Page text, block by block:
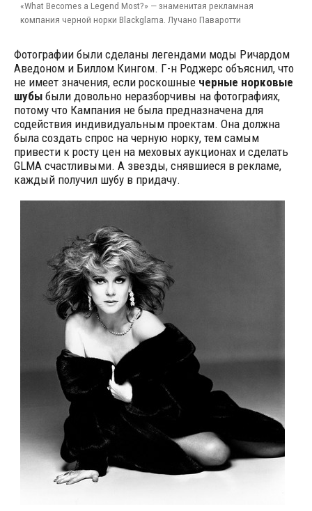
«What Becomes a Legend Most?» — знаменитая рекламная
компания черной норки Blackglama. Лучано Паваротти
Фотографии были сделаны легендами моды Ричардом
Аведоном и Биллом Кингом. Г-н Роджерс объяснил, что
не имеет значения, если роскошные черные норковые
шубыбыли довольно неразборчивы на фотографиях,
потому что Кампания не была предназначена для
содействия индивидуальным проектам. Она должна
была создать спрос на черную норку, тем самым
привести к росту цен на меховых аукционах и сделать
GLMA счастливыми. А звезды, снявшиеся в рекламе,
каждый получил шубу в придачу.